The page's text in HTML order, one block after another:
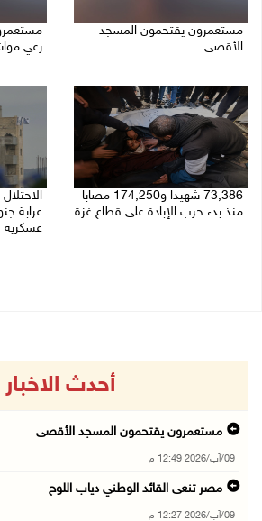
مستعمرون يقتحمون المسجد
الأقصى
رعي
73,386 شهيدا و174,250 مصابا
منذ بدء حرب الإبادة على قطاع غزة
عرابة
عسكرية
أحدث الاخبار
مستعمرون يقتحمون المسجد الأقصى
09/آب/2026 12:49 م
مصر تنعى القائد الوطني دياب اللوح
09/آب/2026 12:27 م